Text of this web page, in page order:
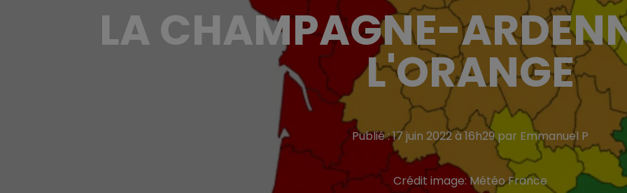
LA CHAMPAGNE-
L'ORANGE
Publié : 17 juin 2022 à 16h29 par Emmanuel P
Crédit image:Météo France